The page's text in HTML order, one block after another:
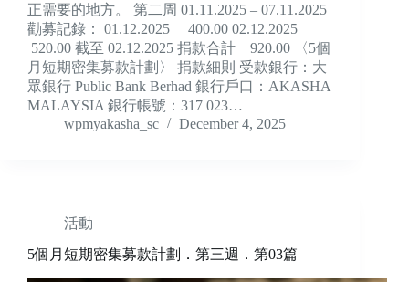
正需要的地方。 第二周 01.11.2025 – 07.11.2025
勸募記錄： 01.12.2025 400.00 02.12.2025
520.00 截至 02.12.2025 捐款合計 920.00 〈5個
月短期密集募款計劃〉 捐款細則 受款銀行：大
眾銀行 Public Bank Berhad 銀行戶口：AKASHA
MALAYSIA 銀行帳號：317 023…
wpmyakasha_sc
December 4, 2025
活動
5個月短期密集募款計劃．第三週．第03篇